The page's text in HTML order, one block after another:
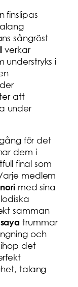
finslipas
sångröst
verkar
understryks i
att
under
för det
dem i
final som
medlem
med sina
samman
trummar
och
det
talang